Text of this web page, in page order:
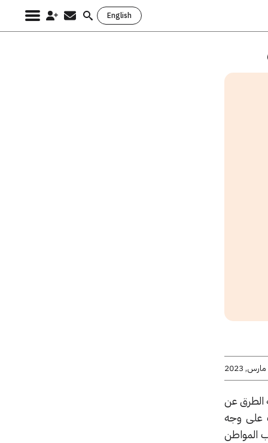
English
Search
الطرق عن
على وجه
المواطن